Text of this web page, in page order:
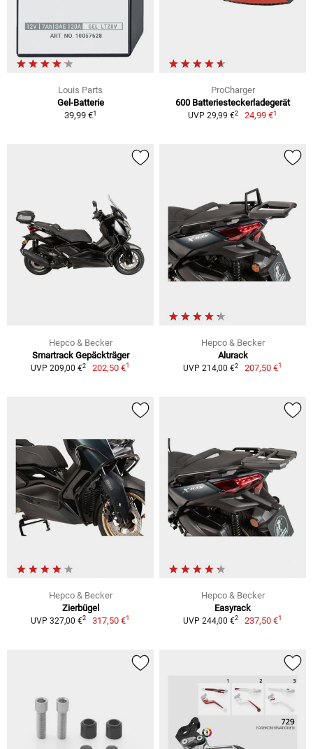
Louis Parts
Gel-Batterie
39,99 €1
ProCharger
600 Batteriesteckerladegerät
UVP 29,99 €2 24,99 €1
Hepco & Becker
Smartrack Gepäckträger
UVP 209,00 €2 202,50 €1
Hepco & Becker
Alurack
UVP 214,00 €2 207,50 €1
Hepco & Becker
Zierbügel
UVP 327,00 €2 317,50 €1
Hepco & Becker
Easyrack
UVP 244,00 €2 237,50 €1